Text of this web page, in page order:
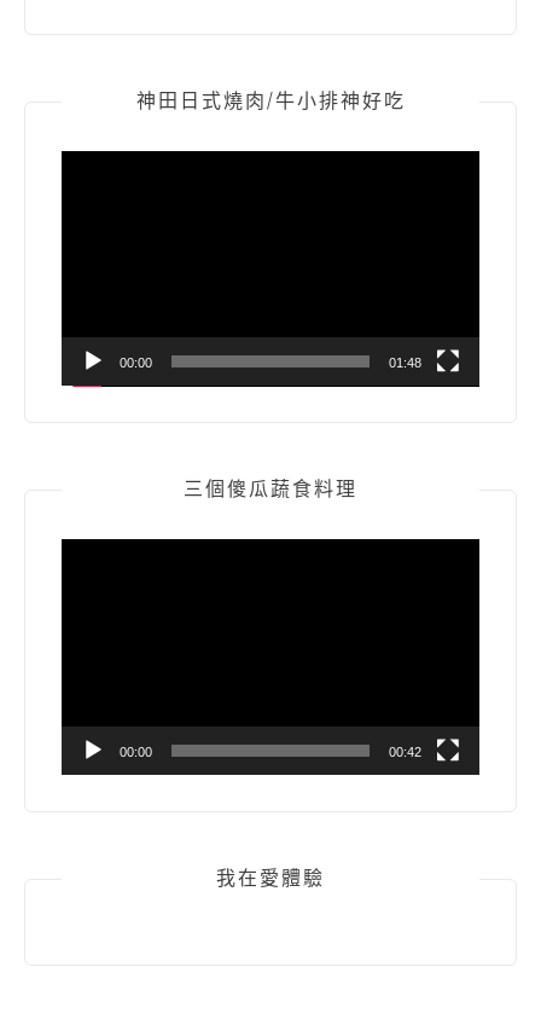
神田日式燒肉/牛小排神好吃
00:00 01:48
三個傻瓜蔬食料理
00:00 00:42
我在愛體驗